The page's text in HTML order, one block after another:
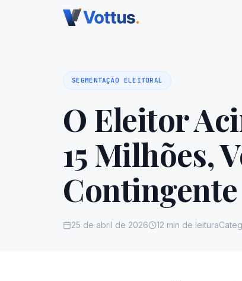
SEGMENTAÇÃO ELEITORAL
O Eleitor
15 Milhões,
25 de abril de 2026 12 min de leitura